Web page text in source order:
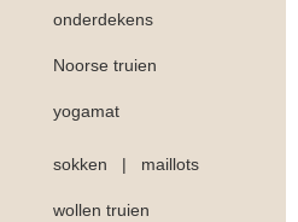
onderdekens
Noorse truien
yogamat
sokken | maillots
wollen truien